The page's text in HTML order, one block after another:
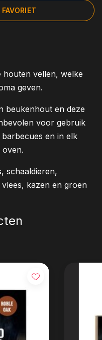
houten vellen, welke
geven.
beukenhout en deze
voor gebruik
en in elk
schaaldieren,
kazen en groen